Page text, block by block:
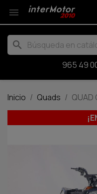

search
965 49
Inicio Quads
QUAD